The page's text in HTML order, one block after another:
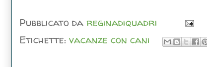
Pubblicato da reginadiquadri
Etichette: vacanze con cani